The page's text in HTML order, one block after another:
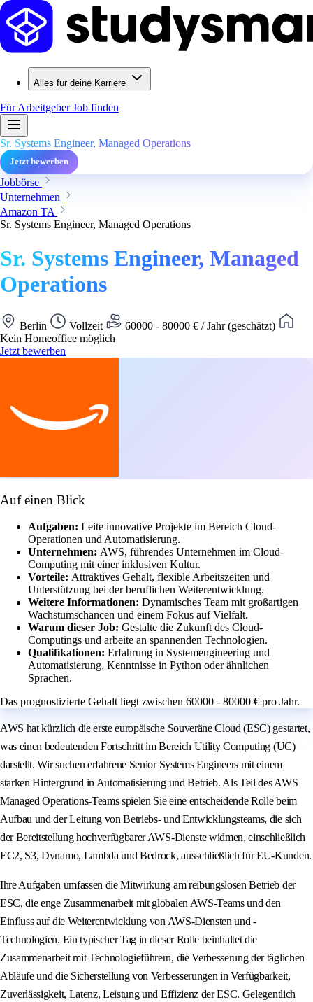
Alles für deine Karriere
Für ArbeitgeberJob finden
Sr. Systems Engineer, Managed Operations
Jetzt bewerben
Jobbörse
Unternehmen
Amazon TA
Sr. Systems Engineer, Managed Operations
Sr. Systems Engineer, Managed
Operations
Berlin Vollzeit
60000 - 80000 € / Jahr (geschätzt)
Kein Homeoffice möglich
Jetzt bewerben
Auf einen Blick
Aufgaben: Leite innovative Projekte im Bereich Cloud-
Operationen und Automatisierung.
Unternehmen: AWS, führendes Unternehmen im Cloud-
Computing mit einer inklusiven Kultur.
Vorteile: Attraktives Gehalt, flexible Arbeitszeiten und
Unterstützung bei der beruflichen Weiterentwicklung.
Weitere Informationen: Dynamisches Team mit großartigen
Wachstumschancen und einem Fokus auf Vielfalt.
Warum dieser Job: Gestalte die Zukunft des Cloud-
Computings und arbeite an spannenden Technologien.
Qualifikationen: Erfahrung in Systemengineering und
Automatisierung, Kenntnisse in Python oder ähnlichen
Sprachen.
Das prognostizierte Gehalt liegt zwischen 60000 - 80000 € pro Jahr.
AWS hat kürzlich die erste europäische Souveräne Cloud (ESC) gestartet,
was einen bedeutenden Fortschritt im Bereich Utility Computing (UC)
darstellt. Wir suchen erfahrene Senior Systems Engineers mit einem
starken Hintergrund in Automatisierung und Betrieb. Als Teil des AWS
Managed Operations-Teams spielen Sie eine entscheidende Rolle beim
Aufbau und der Leitung von Betriebs- und Entwicklungsteams, die sich
der Bereitstellung hochverfügbarer AWS-Dienste widmen, einschließlich
EC2, S3, Dynamo, Lambda und Bedrock, ausschließlich für EU-Kunden.
Ihre Aufgaben umfassen die Mitwirkung am reibungslosen Betrieb der
ESC, die enge Zusammenarbeit mit globalen AWS-Teams und den
Einfluss auf die Weiterentwicklung von AWS-Diensten und -
Technologien. Ein typischer Tag in dieser Rolle beinhaltet die
Zusammenarbeit mit Technologieführern, die Verbesserung der täglichen
Abläufe und die Sicherstellung von Verbesserungen in Verfügbarkeit,
Zuverlässigkeit, Latenz, Leistung und Effizienz der ESC. Gelegentlich